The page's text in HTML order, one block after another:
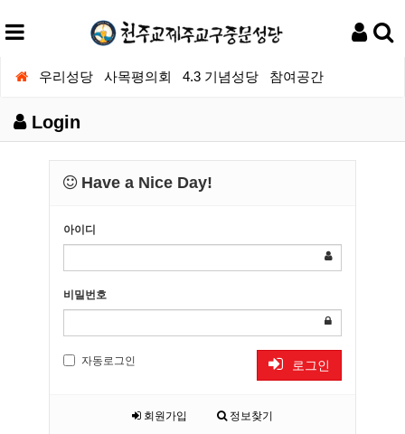
우리성당 사목평의회 4.3 기념성당 참여공간
Login
Have a Nice Day!
아이디
비밀번호
자동로그인 로그인
회원가입 정보찾기